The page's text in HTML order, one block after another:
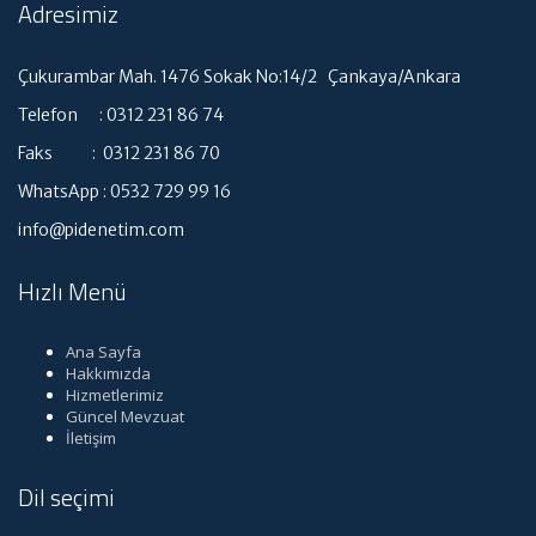
Adresimiz
Çukurambar Mah. 1476 Sokak No:14/2 Çankaya/Ankara
Telefon : 0312 231 86 74
Faks : 0312 231 86 70
WhatsApp : 0532 729 99 16
info@pidenetim.com
Hızlı Menü
Ana Sayfa
Hakkımızda
Hizmetlerimiz
Güncel Mevzuat
İletişim
Dil seçimi